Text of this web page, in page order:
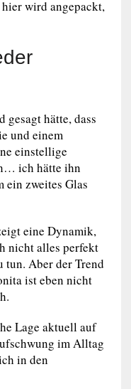
wird angepackt,
gesagt hätte, dass
und einem
einstellige
ich hätte ihn
zweites Glas
eine Dynamik,
nicht alles perfekt
Aber der Trend
ist eben nicht
Lage aktuell auf
im Alltag
in den